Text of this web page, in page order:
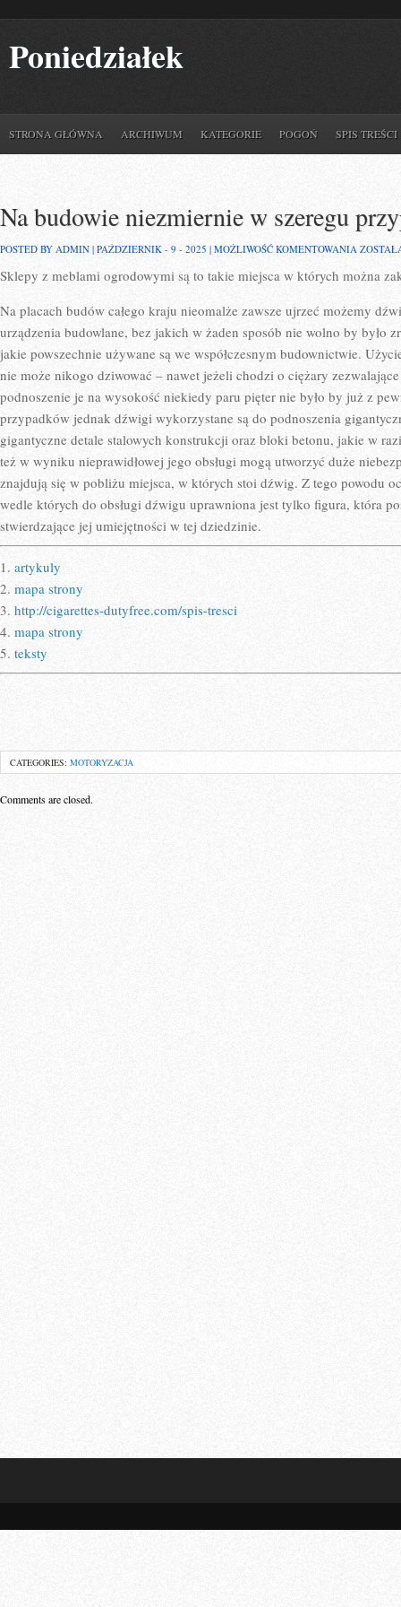
Poniedziałek
STRONA GŁÓWNA ARCHIWUM KATEGORIE POGOŃ SPIS TREŚCI
Na budowie niezmiernie w szeregu
POSTED BY ADMIN | PAŹDZIERNIK - 9 - 2025 | MOŻLIWOŚĆ KOMENTOWANIA NA
Sklepy z meblami ogrodowymi są to takie miejsca w których można
Na placach budów całego kraju nieomalże zawsze ujrzeć możemy
urządzenia budowlane, bez jakich w żaden sposób nie wolno by było
jakie powszechnie używane są we współczesnym budownictwie.
nie może nikogo dziwować – nawet jeżeli chodzi o ciężary
podnoszenie je na wysokość niekiedy paru pięter nie było by już z
przypadków jednak dźwigi wykorzystane są do podnoszenia
gigantyczne detale stalowych konstrukcji oraz bloki betonu, jakie w
też w wyniku nieprawidłowej jego obsługi mogą utworzyć duże
znajdują się w pobliżu miejsca, w których stoi dźwig. Z tego powodu
wedle których do obsługi dźwigu uprawniona jest tylko figura, która
stwierdzające jej umiejętności w tej dziedzinie.
1. artykuly
2. mapa strony
3. http://cigarettes-dutyfree.com/spis-tresci
4. mapa strony
5. teksty
CATEGORIES: MOTORYZACJA
Comments are closed.